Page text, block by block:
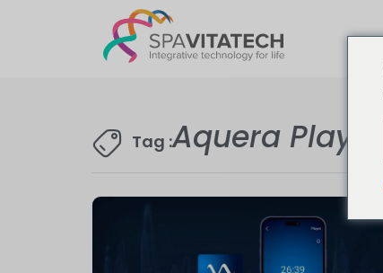
Tag :Aquera Player